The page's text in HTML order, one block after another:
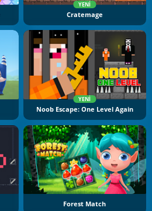
YENI
Cratemage
YENI
Noob Escape: One Level Again
Forest Match